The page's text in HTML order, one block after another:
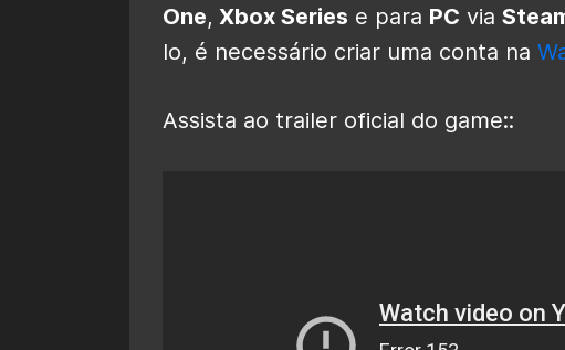
One, Xbox Series e para PC via
lo, é necessário criar uma conta na
Assista ao trailer oficial do game::